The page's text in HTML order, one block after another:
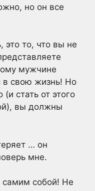
но он все
это то, что вы не
мужчине
в свою жизнь! Но
(и стать от этого
вы должны
… он
мне.
самим собой! Не